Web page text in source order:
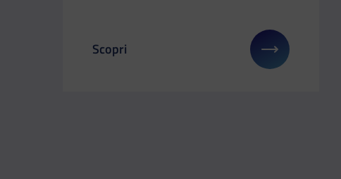
Il link ti porterà ad avere maggiori dettagli
Scopri